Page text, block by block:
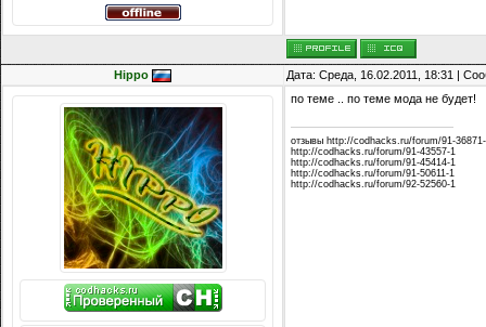
Hippo Дата: Среда, 16.02.2011, 18:31 |
по теме .. по теме мода не будет!
отзывы http://codhacks.ru/forum/91-
http://codhacks.ru/forum/91-43557-1
http://codhacks.ru/forum/91-45414-1
http://codhacks.ru/forum/91-50611-1
http://codhacks.ru/forum/92-52560-1